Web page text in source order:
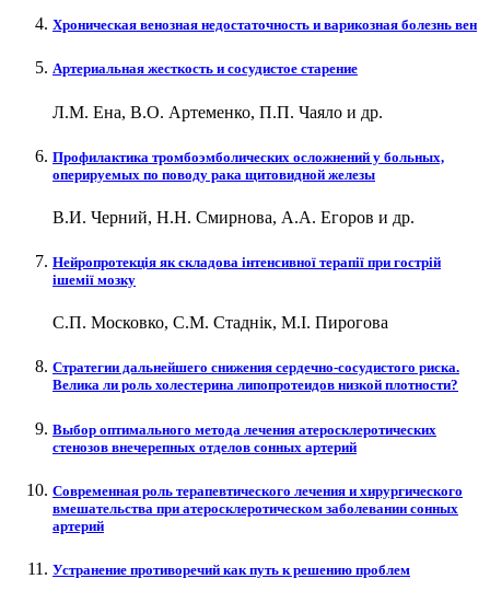
Хроническая венозная недостаточность и варикозная болезнь вен
Артериальная жесткость и сосудистое старение
Л.М. Ена, В.О. Артеменко, П.П. Чаяло и др.
Профилактика тромбоэмболических осложнений у больных,
оперируемых по поводу рака щитовидной железы
В.И. Черний, Н.Н. Смирнова, А.А. Егоров и др.
Нейропротекція як складова інтенсивної терапії при гострій
ішемії мозку
С.П. Московко, С.М. Стаднік, М.І. Пирогова
Стратегии дальнейшего снижения сердечно-сосудистого риска.
Велика ли роль холестерина липопротеидов низкой плотности?
Выбор оптимального метода лечения атеросклеротических
стенозов внечерепных отделов сонных артерий
Современная роль терапевтического лечения и хирургического
вмешательства при атеросклеротическом заболевании сонных
артерий
Устранение противоречий как путь к решению проблем